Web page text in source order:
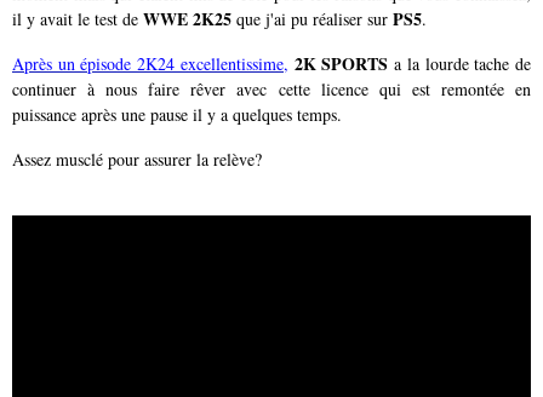
il y avait le test de WWE 2K25 que j'ai pu réaliser sur PS5.
Après un épisode 2K24 excellentissime, 2K SPORTSa la lourde tache de
continuer à nous faire rêver avec cette licence qui est remontée en
puissance après une pause il y a quelques temps.
Assez musclé pour assurer la relève?